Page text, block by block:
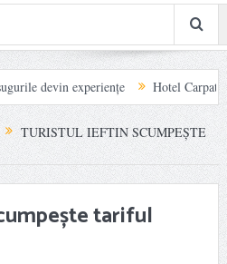
experiențe
Hotel Carpat Inn din
TURISTUL IEFTIN SCUMPEȘTE
tariful